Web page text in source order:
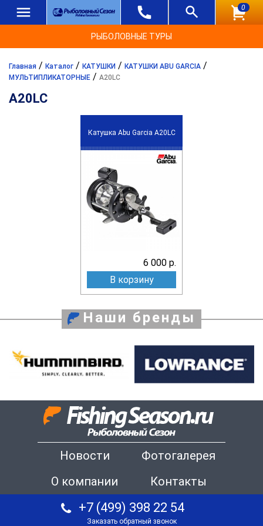
0
РЫБОЛОВНЫЕ ТУРЫ
Главная / Каталог / КАТУШКИ / КАТУШКИ ABU GARCIA /
МУЛЬТИПЛИКАТОРНЫЕ / A20LC
A20LC
Катушка Abu Garcia A20LC
6 000 р.
В корзину
Наши бренды
Новости
Фотогалерея
О компании
Контакты
+7 (499) 398 22 54
Заказать обратный звонок